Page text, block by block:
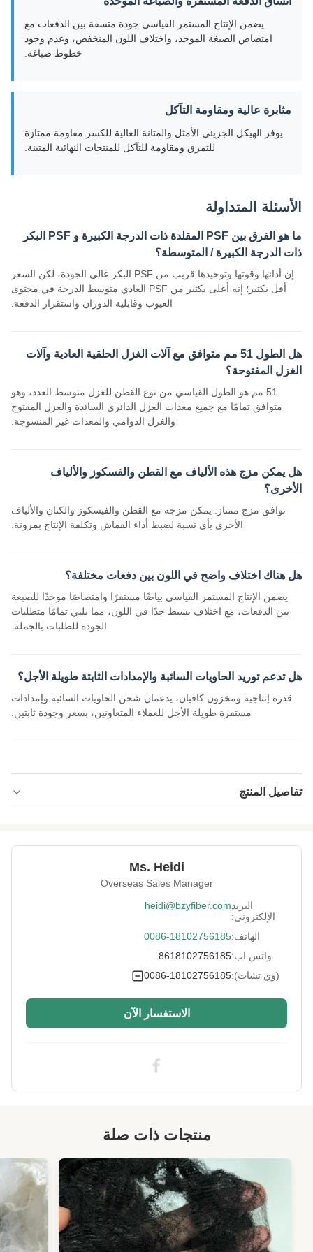
يضمن الإنتاج المستمر القياسي جودة متسقة بين الدفعات مع
امتصاص الصبغة الموحد، واختلاف اللون المنخفض، وعدم وجود
خطوط صباغة.
مثابرة عالية ومقاومة التآكل
يوفر الهيكل الجزيئي الأمثل والمتانة العالية للكسر مقاومة ممتازة
للتمزق ومقاومة للتآكل للمنتجات النهائية المتينة.
الأسئلة المتداولة
ما هو الفرق بين PSF المقلدة ذات الدرجة الكبيرة و PSF البكر
ذات الدرجة الكبيرة / المتوسطة؟
إن أدائها وقوتها وتوحيدها قريب من PSF البكر عالي الجودة، لكن السعر
أقل بكثير؛ إنه أعلى بكثير من PSF العادي متوسط ​​الدرجة في محتوى
العيوب وقابلية الدوران واستقرار الدفعة.
هل الطول 51 مم متوافق مع آلات الغزل الحلقية العادية وآلات
الغزل المفتوحة؟
51 مم هو الطول القياسي من نوع القطن للغزل متوسط ​​العدد، وهو
متوافق تمامًا مع جميع معدات الغزل الدائري السائدة والغزل المفتوح
والغزل الدوامي والمعدات غير المنسوجة.
هل يمكن مزج هذه الألياف مع القطن والفسكوز والألياف
الأخرى؟
توافق مزج ممتاز. يمكن مزجه مع القطن والفيسكوز والكتان والألياف
الأخرى بأي نسبة لضبط أداء القماش وتكلفة الإنتاج بمرونة.
هل هناك اختلاف واضح في اللون بين دفعات مختلفة؟
يضمن الإنتاج المستمر القياسي بياضًا مستقرًا وامتصاصًا موحدًا للصبغة
بين الدفعات، مع اختلاف بسيط جدًا في اللون، مما يلبي تمامًا متطلبات
الجودة للطلبات بالجملة.
هل تدعم توريد الحاويات السائبة والإمدادات الثابتة طويلة الأجل؟
قدرة إنتاجية ومخزون كافيان، يدعمان شحن الحاويات السائبة وإمدادات
مستقرة طويلة الأجل للعملاء المتعاونين، بسعر وجودة ثابتين.
تفاصيل المنتج
Specification: 2.5D * 51 مللي متر
More Sizes:
Siliconized/Non-
Silicified:
غير سيليكات
Ms. Heidi
Overseas Sales Manager
البريد
الإلكتروني:
heidi@bzyfiber.com
الهاتف:0086-18102756185
واتس اب:8618102756185
(وي تشات):0086-18102756185
الاستفسار الآن
منتجات ذات صلة